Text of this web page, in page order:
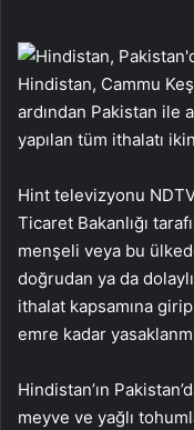
Hindistan, Cammu
ardından Pakistan ile
yapılan tüm ithalatı
Hint televizyonu
Ticaret Bakanlığı
menşeli veya bu
doğrudan ya da
ithalat kapsamına
emre kadar
Hindistan’ın
meyve ve yağlı